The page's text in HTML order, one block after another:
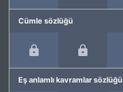
Cümle sözlüğü
Eş anlamlı kavramlar sözlüğü